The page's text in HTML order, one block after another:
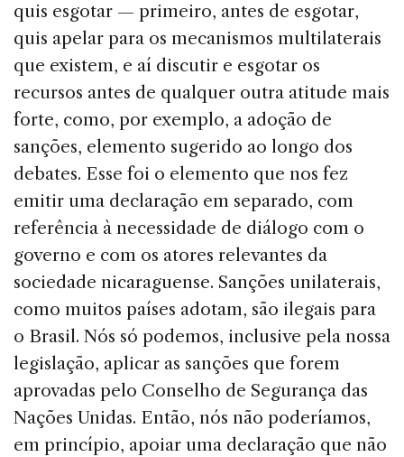
quis esgotar — primeiro, antes de esgotar,
quis apelar para os mecanismos multilaterais
que existem, e aí discutir e esgotar os
recursos antes de qualquer outra atitude mais
forte, como, por exemplo, a adoção de
sanções, elemento sugerido ao longo dos
debates. Esse foi o elemento que nos fez
emitir uma declaração em separado, com
referência à necessidade de diálogo com o
governo e com os atores relevantes da
sociedade nicaraguense. Sanções unilaterais,
como muitos países adotam, são ilegais para
o Brasil. Nós só podemos, inclusive pela nossa
legislação, aplicar as sanções que forem
aprovadas pelo Conselho de Segurança das
Nações Unidas. Então, nós não poderíamos,
em princípio, apoiar uma declaração que não